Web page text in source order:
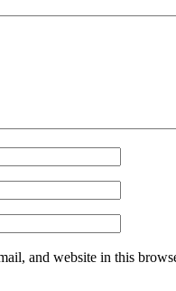
and website in this